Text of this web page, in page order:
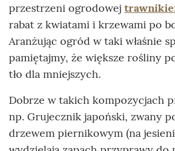
przestrzeni ogrodowej
rabat z kwiatami i krzewami po
Aranżując ogród w taki właśnie
pamiętajmy, że większe rośliny
tło dla mniejszych.
Dobrze w takich kompozycjach
np. Grujecznik japoński, zwany
drzewem piernikowym (na